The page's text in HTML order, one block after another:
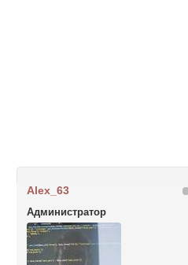
Alex_63
Администратор